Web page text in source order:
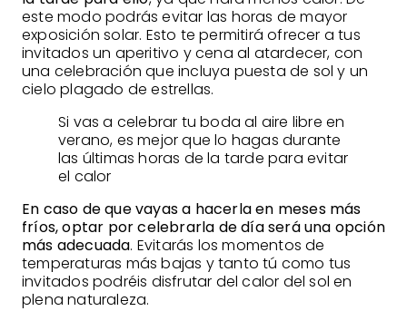
este modo podrás evitar las horas de mayor
exposición solar. Esto te permitirá ofrecer a tus
invitados un aperitivo y cena al atardecer, con
una celebración que incluya puesta de sol y un
cielo plagado de estrellas.
Si vas a celebrar tu boda al aire libre en
verano, es mejor que lo hagas durante
las últimas horas de la tarde para evitar
el calor
En caso de que vayas a hacerla en meses más
fríos, optar por celebrarla de día será una opción
más adecuada. Evitarás los momentos de
temperaturas más bajas y tanto tú como tus
invitados podréis disfrutar del calor del sol en
plena naturaleza.